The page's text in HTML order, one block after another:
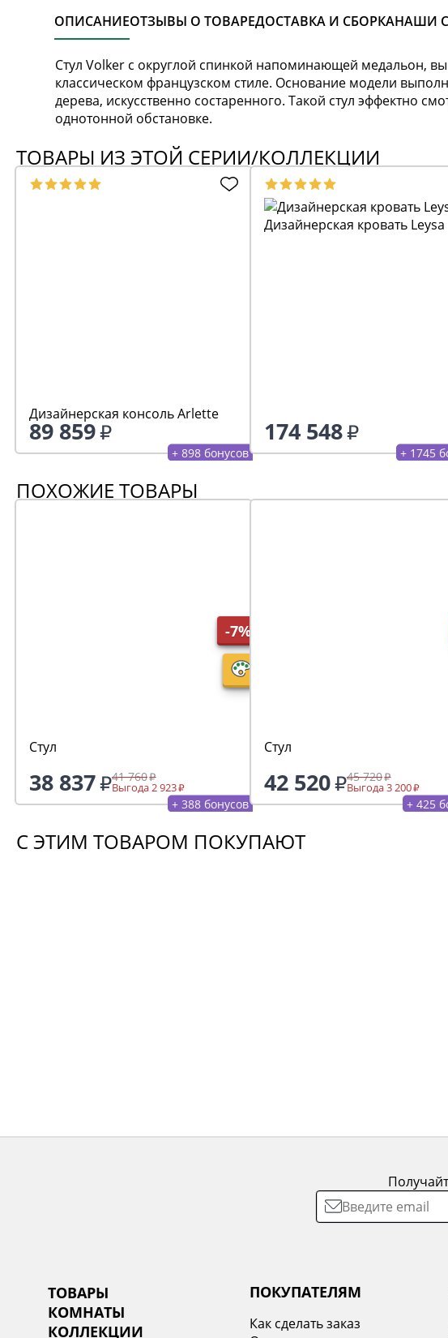
ОПИСАНИЕОТЗЫВЫ О ТОВАРЕДОСТАВКА И СБОРКАНАШИ
Cтул Volker с округлой спинкой напоминающей медальон,
классическом французском стиле. Основание модели
дерева, искусственно состаренного. Такой стул эффектно
однотонной обстановке.
ТОВАРЫ ИЗ ЭТОЙ СЕРИИ/КОЛЛЕКЦИИ
Дизайнерская консоль Arlette
89 859
+ 898 бонусов
Дизайнерская кровать Leysa
174 548
+ 1745
ПОХОЖИЕ ТОВАРЫ
-7%
Стул
38 837 41 760
Выгода 2 923
+ 388 бонусов
Стул
42 520 45 720
Выгода 3 200
+ 425
С ЭТИМ ТОВАРОМ ПОКУПАЮТ
ТОВАРЫ
КОМНАТЫ
КОЛЛЕКЦИИ
ПОКУПАТЕЛЯМ
Как сделать заказ